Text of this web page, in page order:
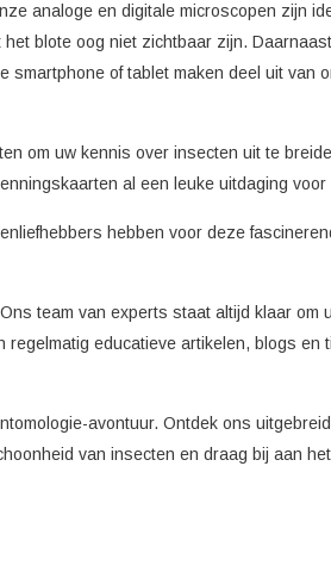
analoge en digitale microscopen zijn
blote oog niet zichtbaar zijn.
of tablet maken deel uit van
om uw kennis over insecten uit te
al een leuke uitdaging voor
hebben voor deze
team van experts staat altijd klaar om
educatieve artikelen, blogs en
avontuur. Ontdek ons
van insecten en draag bij aan